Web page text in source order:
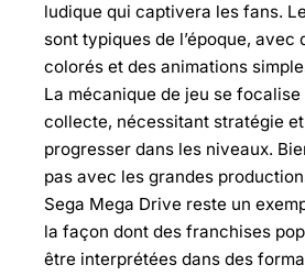
ludique qui captivera les fans.
sont typiques de l’époque, avec
colorés et des animations
La mécanique de jeu se focalise
collecte, nécessitant stratégie
progresser dans les niveaux.
pas avec les grandes
Sega Mega Drive reste un
la façon dont des franchises
être interprétées dans des